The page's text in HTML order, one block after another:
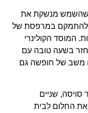
מנשקת את
במרפסת של
הקולינרי
בשעה טובה עם
של חופשה גם
שניים
החלום לבית